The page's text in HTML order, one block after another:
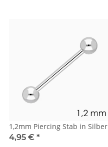
1,2mm Piercing Stab in Silber
4,95 € *